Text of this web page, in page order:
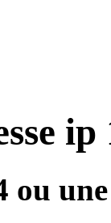
ip
ou